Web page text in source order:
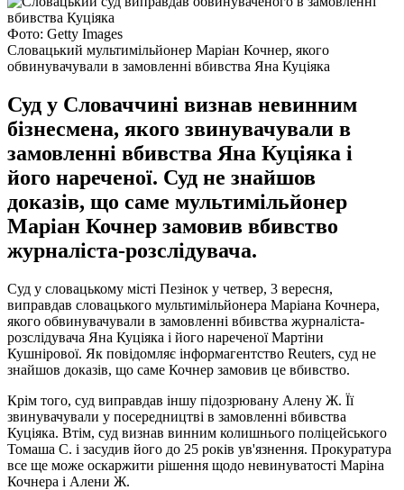
Фото: Getty Images
Словацький мультимільйонер Маріан Кочнер, якого
обвинувачували в замовленні вбивства Яна Куціяка
Суд у Словаччині визнав невинним
бізнесмена, якого звинувачували в
замовленні вбивства Яна Куціяка і
його нареченої. Суд не знайшов
доказів, що саме мультимільйонер
Маріан Кочнер замовив вбивство
журналіста-розслідувача.
Суд у словацькому місті Пезінок у четвер, 3 вересня,
виправдав словацького мультимільйонера Маріана Кочнера,
якого обвинувачували в замовленні вбивства журналіста-
розслідувача Яна Куціяка і його нареченої Мартіни
Кушнірової. Як повідомляє інформагентство Reuters, суд не
знайшов доказів, що саме Кочнер замовив це вбивство.
Крім того, суд виправдав іншу підозрювану Алену Ж. Її
звинувачували у посередництві в замовленні вбивства
Куціяка. Втім, суд визнав винним колишнього поліцейського
Томаша С. і засудив його до 25 років ув'язнення. Прокуратура
все ще може оскаржити рішення щодо невинуватості Маріна
Кочнера і Алени Ж.